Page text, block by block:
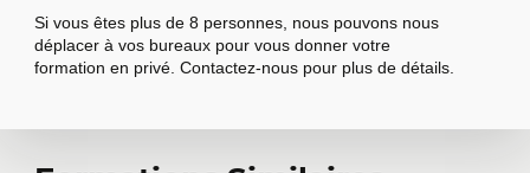
Si vous êtes plus de 8 personnes, nous pouvons nous
déplacer à vos bureaux pour vous donner votre
formation en privé. Contactez-nous pour plus de détails.